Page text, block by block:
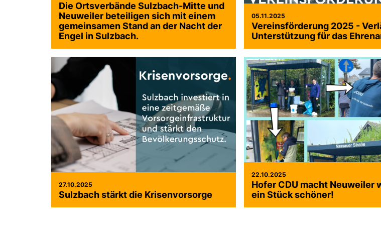
Die Ortsverbände Sulzbach-Mitte und
Neuweiler beteiligen sich mit einem
gemeinsamen Stand an der Nacht der
Engel in Sulzbach.
05.11.2025
Vereinsförderung 2025 -
Unterstützung für das
27.10.2025
Sulzbach stärkt die Krisenvorsorge
22.10.2025
Hofer CDU macht Neuweiler
ein Stück schöner!